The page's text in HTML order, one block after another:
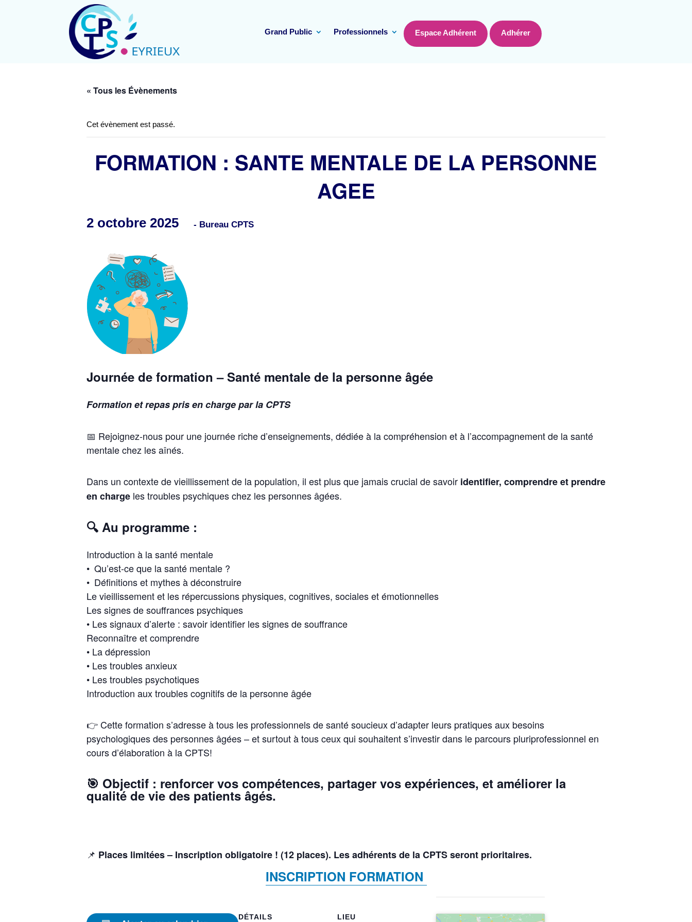
Grand Public Professionnels Espace Adhérent Adhérer
« Tous les Évènements
Cet évènement est passé.
FORMATION : SANTE MENTALE DE LA PERSONNE
AGEE
2 octobre 2025 - Bureau CPTS
Journée de formation – Santé mentale de la personne âgée
Formation et repas pris en charge par la CPTS
📅 Rejoignez-nous pour une journée riche d’enseignements, dédiée à la compréhension et à l’accompagnement de la santé
mentale chez les aînés.
Dans un contexte de vieillissement de la population, il est plus que jamais crucial de savoir identifier, comprendre et prendre
en charge les troubles psychiques chez les personnes âgées.
🔍 Au programme :
Introduction à la santé mentale
• Qu’est-ce que la santé mentale ?
• Définitions et mythes à déconstruire
Le vieillissement et les répercussions physiques, cognitives, sociales et émotionnelles
Les signes de souffrances psychiques
• Les signaux d’alerte : savoir identifier les signes de souffrance
Reconnaître et comprendre
• La dépression
• Les troubles anxieux
• Les troubles psychotiques
Introduction aux troubles cognitifs de la personne âgée
👉 Cette formation s’adresse à tous les professionnels de santé soucieux d’adapter leurs pratiques aux besoins
psychologiques des personnes âgées – et surtout à tous ceux qui souhaitent s’investir dans le parcours pluriprofessionnel en
cours d’élaboration à la CPTS!
🎯 Objectif : renforcer vos compétences, partager vos expériences, et améliorer la
qualité de vie des patients âgés.
📌 Places limitées – Inscription obligatoire ! (12 places). Les adhérents de la CPTS seront prioritaires.
INSCRIPTION FORMATION
DÉTAILS LIEU